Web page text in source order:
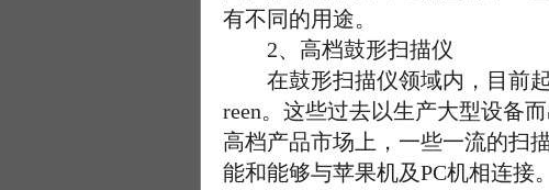
有不同的用途。
2、高档鼓形扫描仪
在鼓形扫描仪领域内，目前起
reen。这些过去以生产大型设备
高档产品市场上，一些一流的扫
能和能够与苹果机及PC机相连接。